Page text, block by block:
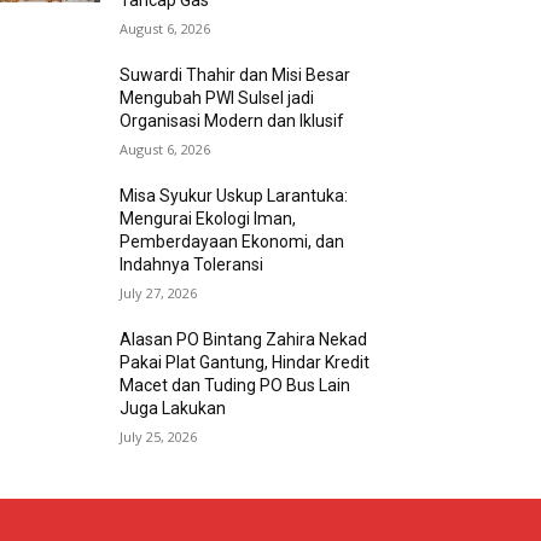
August 6, 2026
Suwardi Thahir dan Misi Besar
Mengubah PWI Sulsel jadi
Organisasi Modern dan Iklusif
August 6, 2026
Misa Syukur Uskup Larantuka:
Mengurai Ekologi Iman,
Pemberdayaan Ekonomi, dan
Indahnya Toleransi
July 27, 2026
Alasan PO Bintang Zahira Nekad
Pakai Plat Gantung, Hindar Kredit
Macet dan Tuding PO Bus Lain
Juga Lakukan
July 25, 2026